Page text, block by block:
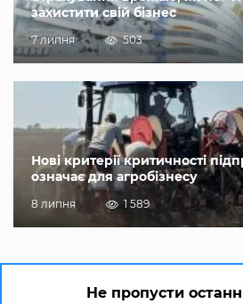
захистити свій бізнес
7 липня 503
Нові критерії критичності
означає для агробізнесу
8 липня 1 589
Не пропусти